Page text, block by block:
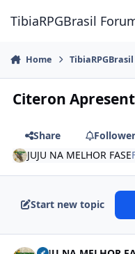
TibiaRPGBrasil
Home TibiaRPGBrasil
Citeron
Share
JUJU NA MELHOR FASE
Start new topic